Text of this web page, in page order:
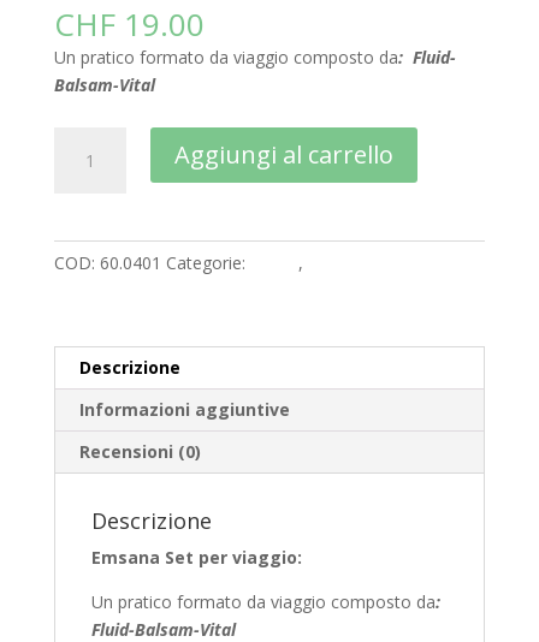
CHF19.00
Un pratico formato da viaggio composto da: Fluid-
Balsam-Vital
Aggiungi al carrello
v
COD: 60.0401 Categorie: ,
Descrizione
Informazioni aggiuntive
Recensioni (0)
Descrizione
Emsana Set per viaggio:
Un pratico formato da viaggio composto da:
Fluid-Balsam-Vital